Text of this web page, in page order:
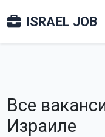
ISRAEL JOB
Все
Израиле